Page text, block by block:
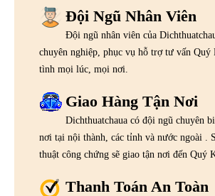
Đội Ngũ Nhân Viên
Đội ngũ nhân viên của
chuyên nghiệp, phục vụ hỗ trợ tư vấn Quý
tình mọi lúc, mọi nơi.
Giao Hàng Tận Nơi
Dichthuatchaua có đội ngũ chuyên
nơi tại nội thành, các tỉnh và nước ngoài .
thuật công chứng sẽ giao tận nơi đến Quý
Thanh Toán An Toàn